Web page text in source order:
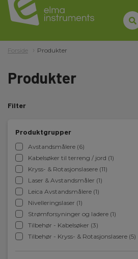
Forside Produkter
Produkter
Filter
Produktgrupper
Avstandsmålere (6)
Kabelsøker til terreng / jord (1)
Kryss- & Rotasjonslasere (11)
Laser & Avstandsmåler (1)
Leica Avstandsmålere (1)
Nivelleringslaser (1)
Strømforsyninger og ladere (1)
Tilbehør - Kabelsøker (3)
Tilbehør - Kryss- & Rotasjonslasere (5)